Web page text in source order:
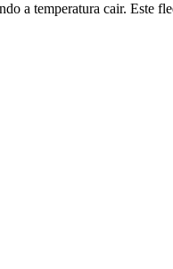
a temperatura cair. Este